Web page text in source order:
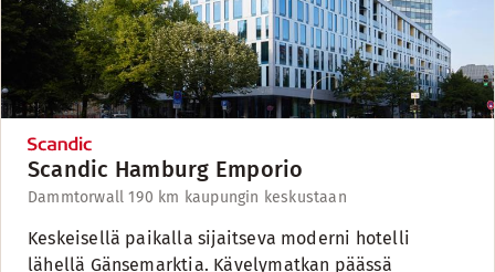
Scandic Hamburg Emporio
Dammtorwall 190 km kaupungin keskustaan
Keskeisellä paikalla sijaitseva moderni hotelli
lähellä Gänsemarktia. Kävelymatkan päässä